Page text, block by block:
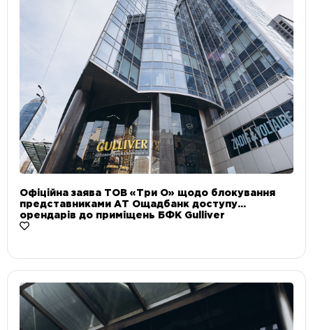
Офіційна заява ТОВ «Три О» щодо блокування
представниками АТ Ощадбанк доступу
орендарів до приміщень БФК Gulliver